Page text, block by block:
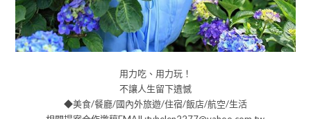
用力吃、用力玩！
不讓人生留下遺憾
◆美食/餐廳/國內外旅遊/住宿/飯店/航空/生活